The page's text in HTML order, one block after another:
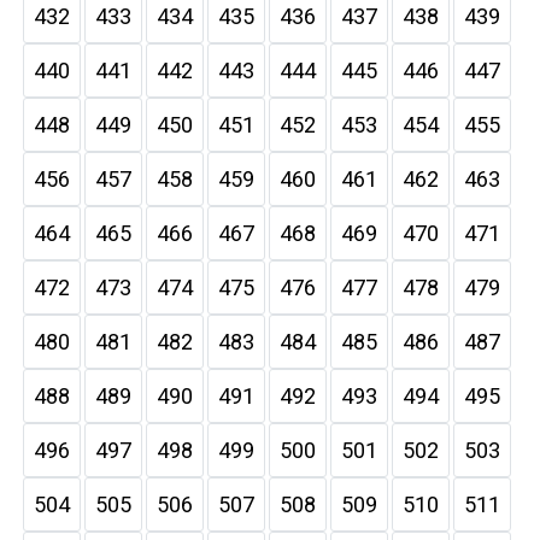
432 433 434 435 436 437 438 439
440 441 442 443 444 445 446 447
448 449 450 451 452 453 454 455
456 457 458 459 460 461 462 463
464 465 466 467 468 469 470 471
472 473 474 475 476 477 478 479
480 481 482 483 484 485 486 487
488 489 490 491 492 493 494 495
496 497 498 499 500 501 502 503
504 505 506 507 508 509 510 511